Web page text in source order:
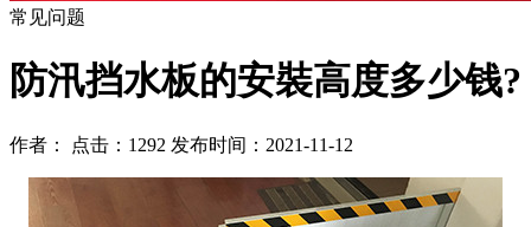
常见问题
防汛挡水板的安裝高度多少钱?
作者： 点击：1292 发布时间：2021-11-12